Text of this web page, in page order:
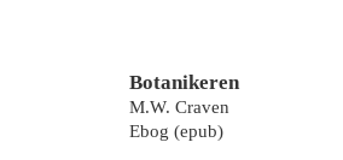
Botanikeren
M.W. Craven
Ebog (epub)